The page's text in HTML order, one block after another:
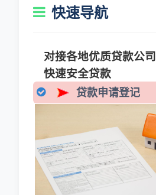
快速导航
对接各地优质贷款公司
快速安全贷款
贷款申请登记